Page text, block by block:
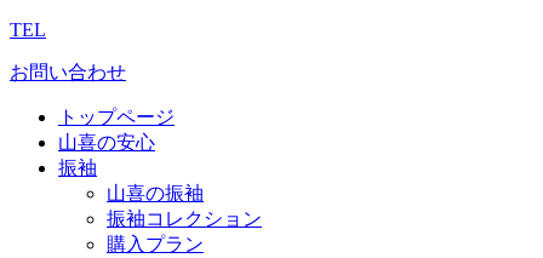
TEL
お問い合わせ
トップページ
山喜の安心
振袖
山喜の振袖
振袖コレクション
購入プラン